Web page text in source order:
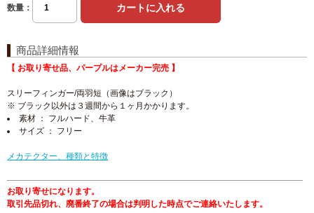
数量：
商品詳細情報
【 お取り寄せ品、パープルはメーカー完売 】
スリーフィンガー/両羽短（画像はブラック）
※ ブラック以外は３週間から１ヶ月かかります。
素材 ： フルハード、牛革
サイズ ： フリー
メカテクター、種類と特徴
お取り寄せになります。
取引先品切れ、廃番終了の場合は判明した時点でご連絡いたします。